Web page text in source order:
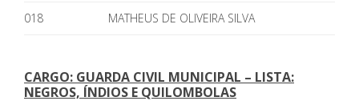
018 MATHEUS DE OLIVEIRA SILVA
CARGO: GUARDA CIVIL MUNICIPAL – LISTA:
NEGROS, ÍNDIOS E QUILOMBOLAS